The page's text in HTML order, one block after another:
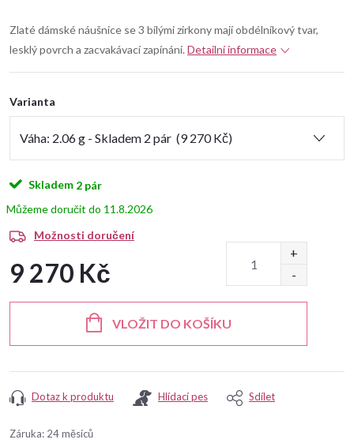
Zlaté dámské náušnice se 3 bílými zirkony mají obdélníkový tvar,
lesklý povrch a zacvakávací zapínání. Detailní informace
Varianta
Skladem 2 pár
11.8.2026
Možnosti doručení
9 270 Kč
VLOŽIT DO KOŠÍKU
Dotaz k produktu Hlídací pes Sdílet
Záruka: 24 měsíců